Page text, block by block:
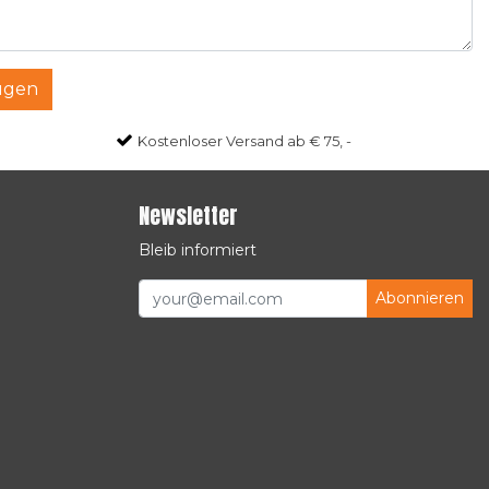
Kostenloser Versand ab € 75, -
Newsletter
Bleib informiert
Abonnieren